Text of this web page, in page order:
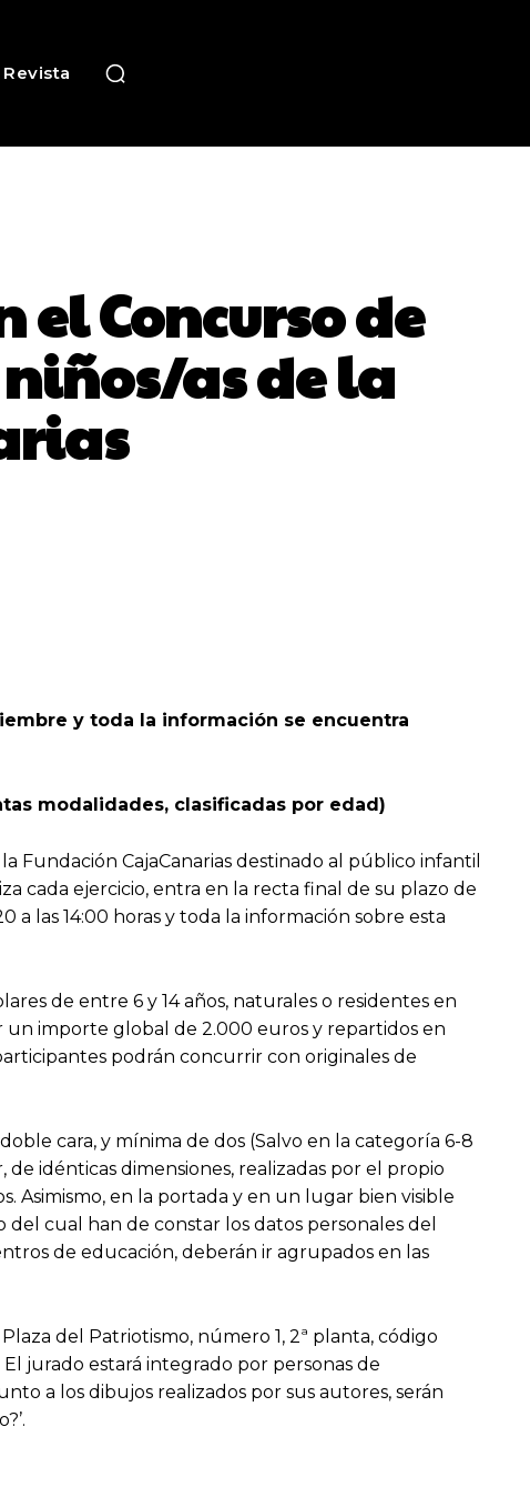
Revista
Concurso de
as de la
y toda la información se encuentra
modalidades, clasificadas por edad)
Fundación CajaCanarias destinado al público infantil
cada ejercicio, entra en la recta final de su plazo de
las 14:00 horas y toda la información sobre esta
de entre 6 y 14 años, naturales o residentes en
un importe global de 2.000 euros y repartidos en
podrán concurrir con originales de
cara, y mínima de dos (Salvo en la categoría 6-8
idénticas dimensiones, realizadas por el propio
Asimismo, en la portada y en un lugar bien visible
cual han de constar los datos personales del
de educación, deberán ir agrupados en las
del Patriotismo, número 1, 2ª planta, código
jurado estará integrado por personas de
a los dibujos realizados por sus autores, serán